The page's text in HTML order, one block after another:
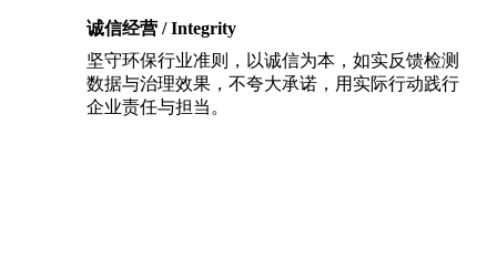
诚信经营 / Integrity
坚守环保行业准则，以诚信为本，如实反馈检测
数据与治理效果，不夸大承诺，用实际行动践行
企业责任与担当。